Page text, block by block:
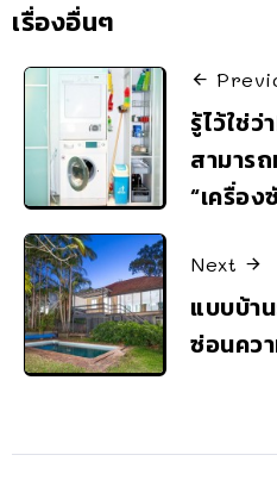
เรื่องอื่นๆ
รู้ไว้ใช่
สามาร
“เครื่อง
Next
แบบบ้า
ซ่อนคว